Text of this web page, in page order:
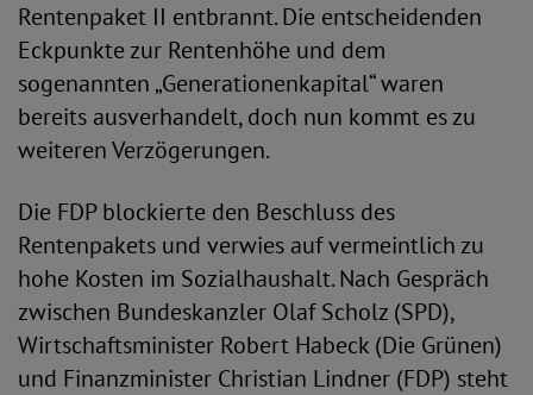
Rentenpaket II entbrannt. Die entscheidenden
Eckpunkte zur Rentenhöhe und dem
sogenannten „Generationenkapital“ waren
bereits ausverhandelt, doch nun kommt es zu
weiteren Verzögerungen.
Die FDP blockierte den Beschluss des
Rentenpakets und verwies auf vermeintlich zu
hohe Kosten im Sozialhaushalt. Nach Gespräch
zwischen Bundeskanzler Olaf Scholz (SPD),
Wirtschaftsminister Robert Habeck (Die Grünen)
und Finanzminister Christian Lindner (FDP) steht